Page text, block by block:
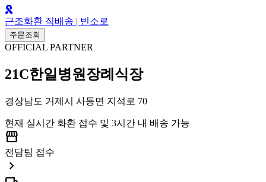
근조화환 직배송 | 빈소로
주문조회
OFFICIAL PARTNER
21C한일병원장례식장
경상남도 거제시 사등면 지석로 70
현재 실시간 화환 접수 및 3시간 내 배송 가능
storefront
전담팀 접수
chevron_right